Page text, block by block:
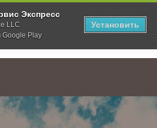
Экспресс
LLC
Google Play
Установить
Компания КурьерСервисЭкспресс